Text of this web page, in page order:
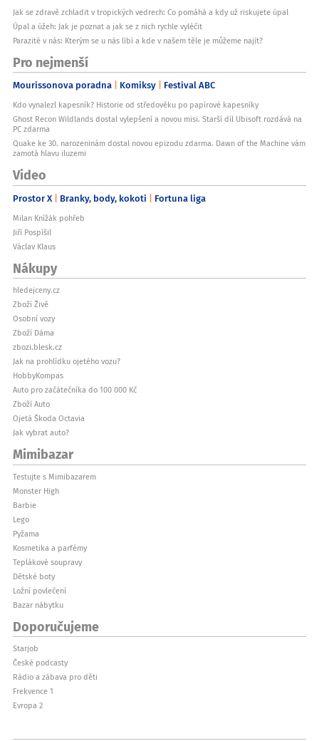
Jak se zdravě zchladit v tropických vedrech: Co pomáhá a kdy už riskujete úpal
Úpal a úžeh: Jak je poznat a jak se z nich rychle vyléčit
Parazité v nás: Kterým se u nás líbí a kde v našem těle je můžeme najít?
Pro nejmenší
Mourissonova poradna Komiksy Festival ABC
Kdo vynalezl kapesník? Historie od středověku po papírové kapesníky
Ghost Recon Wildlands dostal vylepšení a novou misi. Starší díl Ubisoft rozdává na
PC zdarma
Quake ke 30. narozeninám dostal novou epizodu zdarma. Dawn of the Machine vám
zamotá hlavu iluzemi
Video
Prostor X Branky, body, kokoti Fortuna liga
Milan Knížák pohřeb
Jiří Pospíšil
Václav Klaus
Nákupy
hledejceny.cz
Zboží Živě
Osobní vozy
Zboží Dáma
zbozi.blesk.cz
Jak na prohlídku ojetého vozu?
HobbyKompas
Auto pro začátečníka do 100 000 Kč
Zboží Auto
Ojetá Škoda Octavia
Jak vybrat auto?
Mimibazar
Testujte s Mimibazarem
Monster High
Barbie
Lego
Pyžama
Kosmetika a parfémy
Teplákové soupravy
Dětské boty
Ložní povlečení
Bazar nábytku
Doporučujeme
Starjob
České podcasty
Rádio a zábava pro děti
Frekvence 1
Evropa 2